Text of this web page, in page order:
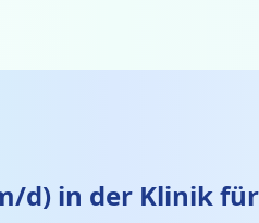
d) in der Klinik